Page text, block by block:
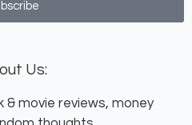
Us:
movie reviews, money